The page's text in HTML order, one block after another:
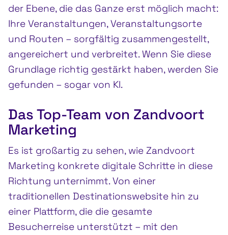
der Ebene, die das Ganze erst möglich macht:
Ihre Veranstaltungen, Veranstaltungsorte
und Routen – sorgfältig zusammengestellt,
angereichert und verbreitet. Wenn Sie diese
Grundlage richtig gestärkt haben, werden Sie
gefunden – sogar von KI.
Das Top-Team von Zandvoort
Marketing
Es ist großartig zu sehen, wie Zandvoort
Marketing konkrete digitale Schritte in diese
Richtung unternimmt. Von einer
traditionellen Destinationswebsite hin zu
einer Plattform, die die gesamte
Besucherreise unterstützt – mit den